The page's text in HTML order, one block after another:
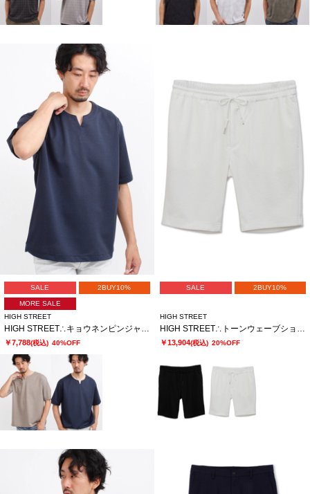
SALE 2BUY10%
MORE SALE
HIGH STREET
HIGH STREET∴キョウネンピンジャージハンソデBigキーネック
￥7,788(税込) 40%OFF
SALE 2BUY10%
HIGH STREET
HIGH STREET∴トーンウェーブショーツ
￥13,904(税込) 20%OFF